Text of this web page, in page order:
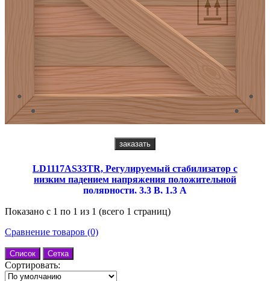
заказать
LD1117AS33TR, Регулируемый стабилизатор с
низким падением напряжения положительной
полярности, 3.3 В, 1.3 А
Показано с 1 по 1 из 1 (всего 1 страниц)
Сравнение товаров (0)
Список Сетка
Сортировать: